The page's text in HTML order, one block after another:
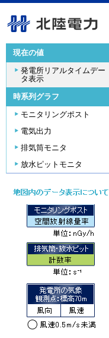
現在の値
発電所リアルタイムデー
タ表示
時系列グラフ
モニタリングポスト
電気出力
排気筒モニタ
放水ピットモニタ